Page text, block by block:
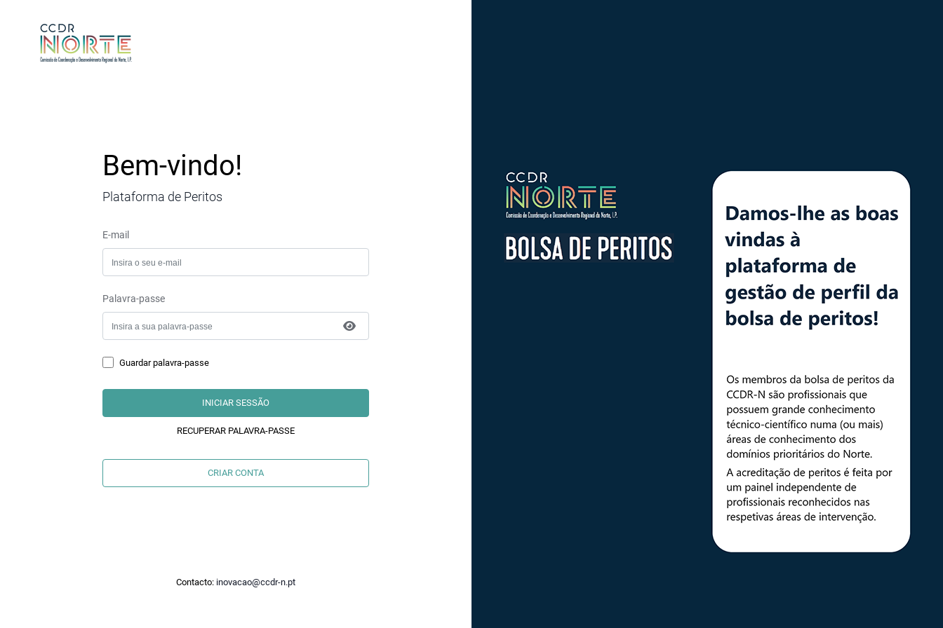
Bem-vindo!
Plataforma de Peritos
E-mail
Palavra-passe
Guardar palavra-passe
INICIAR SESSÃO
RECUPERAR PALAVRA-PASSE
CRIAR CONTA
Contacto: inovacao@ccdr-n.pt